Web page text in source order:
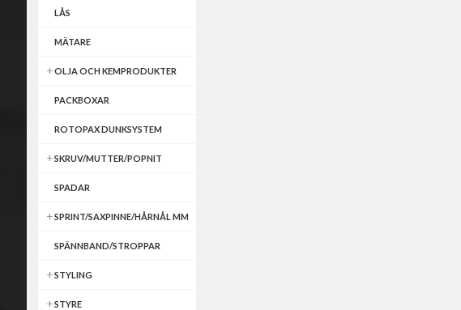
LÅS
MÄTARE
OLJA OCH KEMPRODUKTER
PACKBOXAR
ROTOPAX DUNKSYSTEM
SKRUV/MUTTER/POPNIT
SPADAR
SPRINT/SAXPINNE/HÅRNÅL MM
SPÄNNBAND/STROPPAR
STYLING
STYRE